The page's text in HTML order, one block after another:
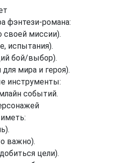
фэнтези‑романа:
своей миссии).
испытания).
бой/выбор).
мира и героя).
инструменты:
событий.
важно).
цели).